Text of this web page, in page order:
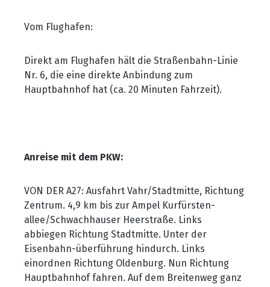
Vom Flughafen:
Direkt am Flughafen hält die Straßenbahn-Linie
Nr. 6, die eine direkte Anbindung zum
Hauptbahnhof hat (ca. 20 Minuten Fahrzeit).
Anreise mit dem PKW:
VON DER A27: Ausfahrt Vahr/Stadtmitte, Richtung
Zentrum. 4,9 km bis zur Ampel Kurfürsten-
allee/Schwachhauser Heerstraße. Links
abbiegen Richtung Stadtmitte. Unter der
Eisenbahn-überführung hindurch. Links
einordnen Richtung Oldenburg. Nun Richtung
Hauptbahnhof fahren. Auf dem Breitenweg ganz